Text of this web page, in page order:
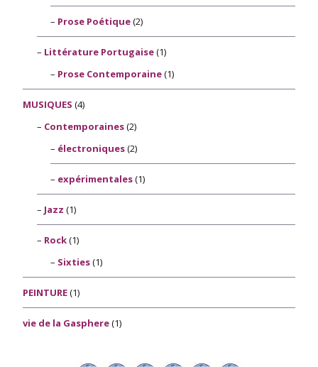
Prose Poétique(2)
Littérature Portugaise(1)
Prose Contemporaine(1)
MUSIQUES (4)
Contemporaines(2)
électroniques(2)
expérimentales(1)
Jazz (1)
Rock(1)
Sixties(1)
PEINTURE(1)
vie de la Gasphere(1)